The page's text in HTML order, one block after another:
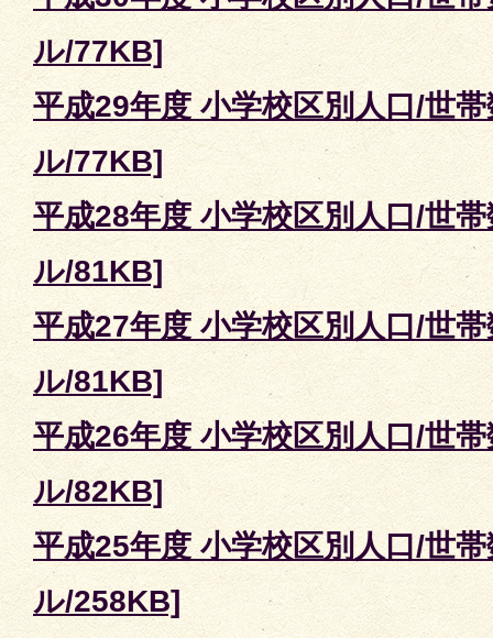
ル/77KB]
平成29年度 小学校区別人口/世
ル/77KB]
平成28年度 小学校区別人口/世
ル/81KB]
平成27年度 小学校区別人口/世
ル/81KB]
平成26年度 小学校区別人口/世
ル/82KB]
平成25年度 小学校区別人口/世
ル/258KB]